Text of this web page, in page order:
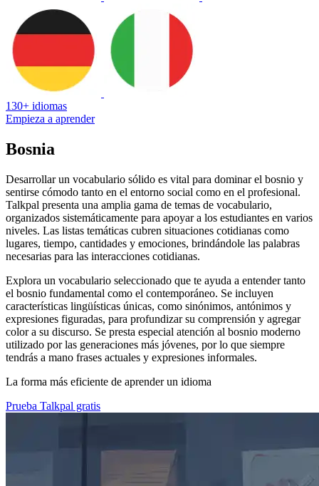
130+ idiomas
Empieza a aprender
Bosnia
Desarrollar un vocabulario sólido es vital para dominar el bosnio y
sentirse cómodo tanto en el entorno social como en el profesional.
Talkpal presenta una amplia gama de temas de vocabulario,
organizados sistemáticamente para apoyar a los estudiantes en varios
niveles. Las listas temáticas cubren situaciones cotidianas como
lugares, tiempo, cantidades y emociones, brindándole las palabras
necesarias para las interacciones cotidianas.
Explora un vocabulario seleccionado que te ayuda a entender tanto
el bosnio fundamental como el contemporáneo. Se incluyen
características lingüísticas únicas, como sinónimos, antónimos y
expresiones figuradas, para profundizar su comprensión y agregar
color a su discurso. Se presta especial atención al bosnio moderno
utilizado por las generaciones más jóvenes, por lo que siempre
tendrás a mano frases actuales y expresiones informales.
La forma más eficiente de aprender un idioma
Prueba Talkpal gratis